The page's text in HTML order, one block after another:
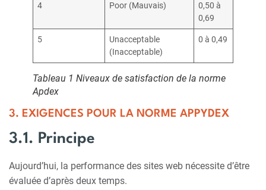
4 Poor (Mauvais)
0,50 à
0,69
5
Unacceptable
(Inacceptable)
0 à 0,49
Tableau 1 Niveaux de satisfaction de la norme
Apdex
3. EXIGENCES POUR LA NORME APPYDEX
3.1. Principe
Aujourd’hui, la performance des sites web nécessite d’être
évaluée d’après deux temps.